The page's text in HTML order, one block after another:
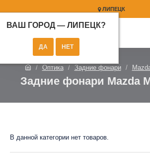
ЛИПЕЦК
ВАШ ГОРОД — ЛИПЕЦК?
Оптика Задние фонари
Задние фонари Mazda
В данной категории нет товаров.